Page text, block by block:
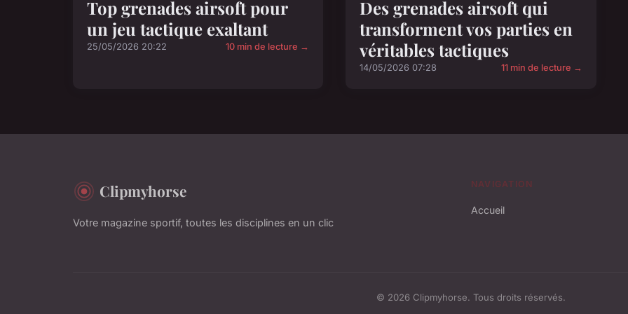
Top grenades airsoft pour
un jeu tactique exaltant
25/05/2026 20:22 10 min de lecture →
Des grenades airsoft qui
transforment vos parties en
véritables tactiques
14/05/2026 07:28 11 min de lecture →
Clipmyhorse
Votre magazine sportif, toutes les disciplines en un clic
NAVIGATION
Accueil
© 2026 Clipmyhorse. Tous droits réservés.